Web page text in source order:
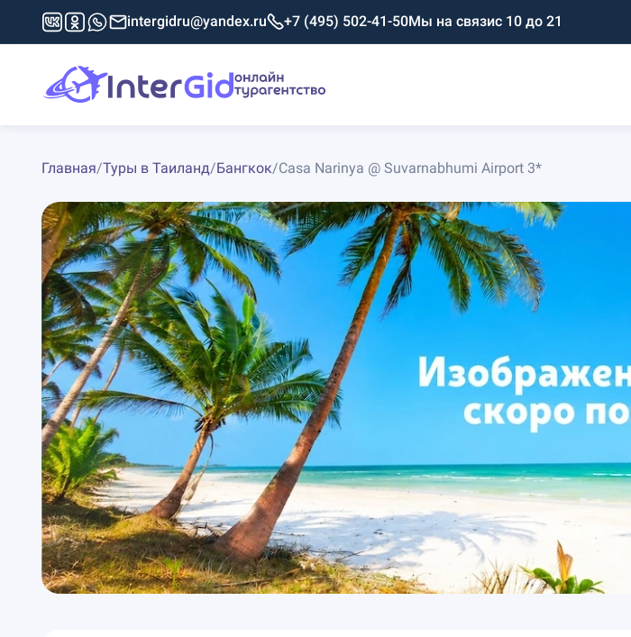
intergidru@yandex.ru +7 (495) 502-41-50Мы на связис 10 до 21
Главная/Туры в Таиланд/Бангкок/Casa Narinya @ Suvarnabhumi Airport 3*